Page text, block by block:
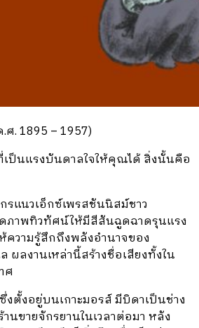
.ศ. 1895 – 1957)
เป็นแรงบันดาลใจให้คุณได้ สิ่งนั้นคือ
แนวเอ็กซ์เพรสชันนิสม์ชาว
ดภาพทิวทัศน์ให้มีสีสันฉูดฉาดรุนแรง
ความรู้สึกถึงพลังอำนาจของ
ผลงานเหล่านี้สร้างชื่อเสียงทั้งใน
ศ
งตั้งอยู่บนเกาะมอรส์ มีบิดาเป็นช่าง
นขายจักรยานในเวลาต่อมา หลัง